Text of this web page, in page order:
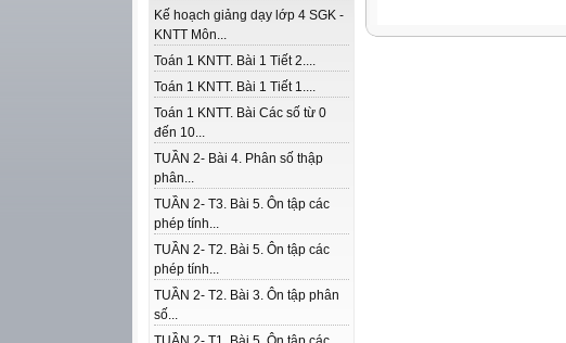
Kế hoạch giảng dạy lớp 4 SGK -
KNTT Môn...
Toán 1 KNTT. Bài 1 Tiết 2....
Toán 1 KNTT. Bài 1 Tiết 1....
Toán 1 KNTT. Bài Các số từ 0
đến 10...
TUẦN 2- Bài 4. Phân số thập
phân...
TUẦN 2- T3. Bài 5. Ôn tập các
phép tính...
TUẦN 2- T2. Bài 5. Ôn tập các
phép tính...
TUẦN 2- T2. Bài 3. Ôn tập phân
số...